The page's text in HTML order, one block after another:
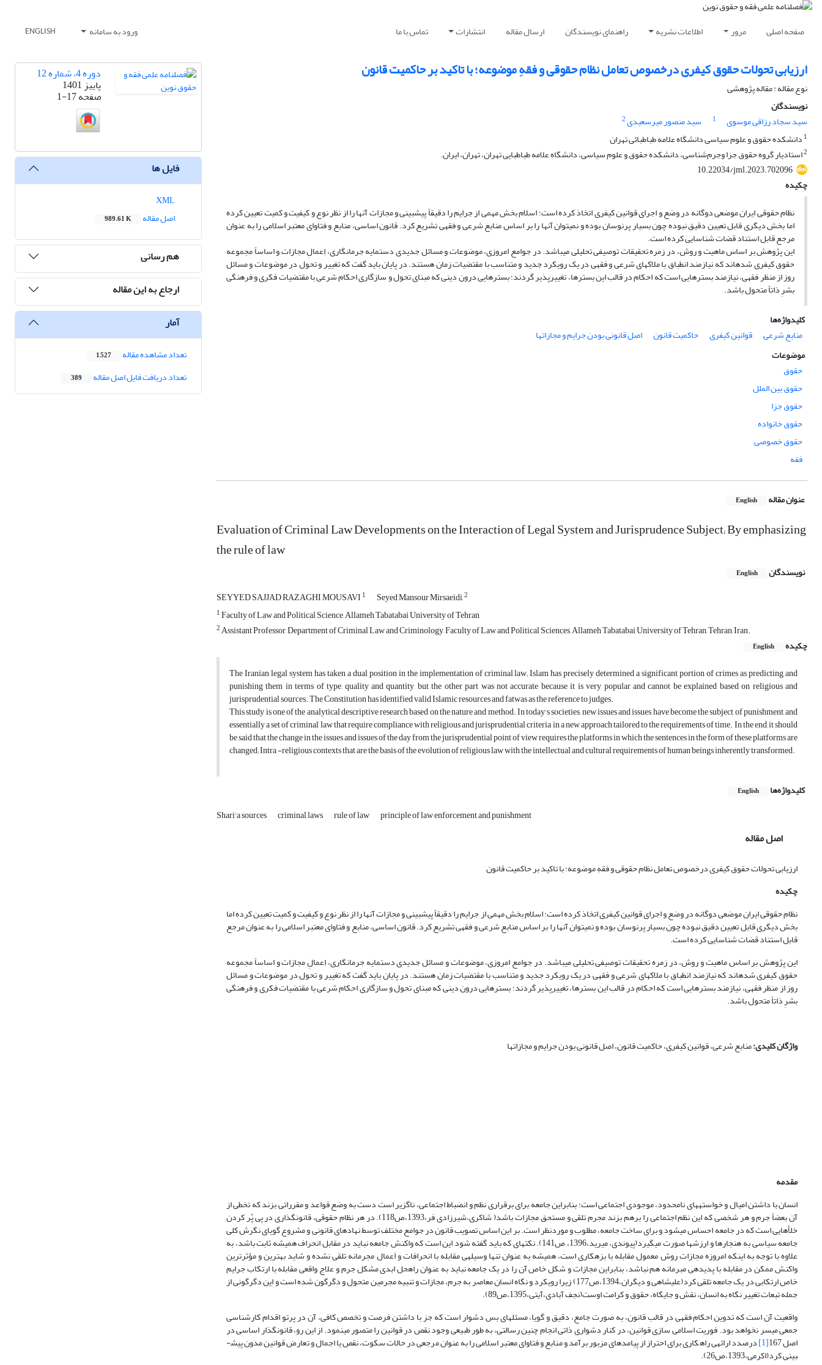
صفحه اصلی مرور اطلاعات نشریه راهنمای نویسندگان ارسال مقاله انتشارات تماس با ما ورود به سامانه ENGLISH
ارزیابی تحولات حقوق کیفری درخصوص تعامل نظام حقوقی و فقهِ موضوعه؛ با تاکید بر حاکمیت قانون
نوع مقاله : مقاله پژوهشی
نویسندگان
سید سجاد رزاقی موسوی
1 سید منصور میرسعیدی2
1 دانشکده حقوق و علوم سیاسی دانشگاه علامه طباطبائی تهران
2استادیار گروه حقوق جزا وجرم‌شناسی، دانشکده حقوق و علوم سیاسی، دانشگاه علامه طباطبایی تهران، تهران، ایران.
10.22034/jml.2023.702096
چکیده
نظام حقوقی ایران موضعی دوگانه در وضع و اجرای قوانین کیفری اتخاذ کرده است؛ اسلام بخش مهمی از جرایم را دقیقاً پیش­بینی و مجازات آنها را از نظر نوع و کیفیت و کمیت تعیین کرده
اما بخش دیگری قابل تعیین دقیق نبوده چون بسیار پرنوسان بوده و نمی­توان آنها را بر اساس منابع شرعی و فقهی تشریع کرد. قانون اساسی، منابع و فتاوای معتبر اسلامی را به عنوان
مرجع قابل استناد قضات شناسایی کرده است.
این پژوهش بر اساس ماهیت و روش، در زمره تحقیقات توصیفی تحلیلی می­باشد. در جوامع امروزی، موضوعات و مسائل جدیدی دست­مایه جرم­انگاری، اِعمالِ مجازات و اساساً مجموعه
حقوق کیفری شده­اند که نیازمند انطباق با ملاک­های شرعی و فقهی در یک رویکرد جدید و متناسب با مقتضیات زمان هستند. در پایان باید گفت که تغییر و تحول در موضوعات و مسائل
روز از منظر فقهی، نیازمند بسترهایی است که احکام در قالب این بسترها، تغییرپذیر گردند؛ بسترهایی درون دینی که مبنای تحول و سازگاری احکام شرعی با مقتضیات فکری و فرهنگی
بشرِ ذاتاً متحول باشد.
کلیدواژه‌ها
منابع شرعی
قوانین کیفری حاکمیت قانون
اصل قانونی بودن جرایم و مجازات­ها
موضوعات
حقوق
حقوق بین الملل
حقوق جزا
حقوق خانواده
حقوق خصوصی
فقه
عنوان مقاله English
Evaluation of Criminal Law Developments on the Interaction of Legal System and Jurisprudence Subject; By emphasizing
the rule of law
نویسندگان English
SEYYED SAJJAD RAZAGHI MOUSAVI 1 Seyed Mansour Mirsaeidi,2
1Faculty of Law and Political Science, Allameh Tabatabai University of Tehran
2Assistant Professor, Department of Criminal Law and Criminology, Faculty of Law and Political Sciences, Allameh Tabatabai University of Tehran, Tehran, Iran.
چکیده
English
The Iranian legal system has taken a dual position in the implementation of criminal law; Islam has precisely determined a significant portion of crimes as predicting and
punishing them in terms of type, quality and quantity, but the other part was not accurate because it is very popular and cannot be explained based on religious and
jurisprudential sources. The Constitution has identified valid Islamic resources and fatwas as the reference to judges.
This study is one of the analytical descriptive research based on the nature and method. In today's societies, new issues and issues have become the subject of punishment, and
essentially a set of criminal law that require compliance with religious and jurisprudential criteria in a new approach tailored to the requirements of time. In the end, it should
be said that the change in the issues and issues of the day from the jurisprudential point of view requires the platforms in which the sentences in the form of these platforms are
changed; Intra -religious contexts that are the basis of the evolution of religious law with the intellectual and cultural requirements of human beings inherently transformed.
کلیدواژه‌ها English
Shari'a sources criminal laws rule of law principle of law enforcement and punishment
اصل مقاله
ارزیابی تحولات حقوق کیفری درخصوص تعامل نظام حقوقی و فقهِ موضوعه؛ با تاکید بر حاکمیت قانون
چکیده
نظام حقوقی ایران موضعی دوگانه در وضع و اجرای قوانین کیفری اتخاذ کرده است؛ اسلام بخش مهمی از جرایم را دقیقاً پیش­بینی و مجازات آنها را از نظر نوع و کیفیت و کمیت تعیین کرده اما
بخش دیگری قابل تعیین دقیق نبوده چون بسیار پرنوسان بوده و نمی­توان آنها را بر اساس منابع شرعی و فقهی تشریع کرد. قانون اساسی، منابع و فتاوای معتبر اسلامی را به عنوان مرجع
قابل استناد قضات شناسایی کرده است.
این پژوهش بر اساس ماهیت و روش، در زمره تحقیقات توصیفی تحلیلی می­باشد. در جوامع امروزی، موضوعات و مسائل جدیدی دست­مایه جرم­انگاری، اِعمالِ مجازات و اساساً مجموعه
حقوق کیفری شده­اند که نیازمند انطباق با ملاک­های شرعی و فقهی در یک رویکرد جدید و متناسب با مقتضیات زمان هستند. در پایان باید گفت که تغییر و تحول در موضوعات و مسائل
روز از منظر فقهی، نیازمند بسترهایی است که احکام در قالب این بسترها، تغییرپذیر گردند؛ بسترهایی درون دینی که مبنای تحول و سازگاری احکام شرعی با مقتضیات فکری و فرهنگی
بشرِ ذاتاً متحول باشد.
واژگان کلیدی:منابع شرعی، قوانین کیفری، حاکمیت قانون، اصل قانونی بودن جرایم و مجازات­ها
مقدمه
انسان با داشتن امیال و خواسته­های نامحدود، موجودی اجتماعی است؛ بنابراین جامعه برای برقراری نظم و انضباط اجتماعی، ناگزیر است دست به وضع قواعد و مقرراتی بزند که تخطی از
آن بعضاً جرم و هر شخصی که این نظم اجتماعی را برهم بزند مجرم تلقی و مستحق مجازات باشد( شاکری،شیرزادی فر،1393،ص118). در هر نظام حقوقی، قانونگذاری در پی پُر کردن
خلأهایی است که در جامعه احساس می­شود و برای ساخت جامعه، مطلوب و موردنظر است. بر این اساس تصویب قانون در جوامع مختلف توسط نهادهای قانونی و مشروع گویای نگرش کلی
جامعه سیاسی به هنجارها و ارزش­ها صورت می­گیرد(پیوندی، میرید،1396، ص141). نکته­ای که باید گفته شود این است که واکنش جامعه نباید در مقابل انحراف همیشه ثابت باشد، به
علاوه با توجه به اینکه امروزه مجازات روش معمول مقابله با بزهکاری است، همیشه به عنوان تنها وسیله­ی مقابله با انحرافات و اَعمال مجرمانه تلقی نشده و شاید بهترین و مؤثرترین
واکنش ممکن در مقابله با پدیده­ی مبرمانه هم نباشد، بنابراین مجازات و شکل خاص آن را در یک جامعه نباید به عنوان راه­حل ابدی مشکل جرم و علاج واقعی مقابله با ارتکاب جرایم
خاص ارتکابی در یک جامعه تلقی کرد(علیشاهی و دیگران،1394،ص177) زیرا رویکرد و نگاه انسان معاصر به جرم، مجازات و تنبیه مجرمین متحول و دگرگون شده است و این دگرگونی از
جمله تبعات تغییر نگاه به انسان، نقش و جایگاه، حقوق و کرامت اوست(نجف آبادی،آیتی،1395،ص89).
واقعیت آن است که تدوین احکام فقهی در قالب قانون، به صورت جامع، دقیق و گویا، مسئله­ای بس دشوار است که جز با داشتن فرصت و تخصص کافی، آن در پرتو اقدام کارشناسی
جمعی میسر نخواهد بود. فوریت اسلامی سازی قوانین، در کنار دشواری ذاتی انجام چنین رسالتی، به طور طبیعی وجود نقص در قوانین را متصور می­نمود. از این رو، قانونگذار اساسی در
اصل 167 [1]درصدد ارائه­ی راهکاری برای احتراز از پیامدهای مزبور برآمد و منابع و فتاوای معتبر اسلامی را به عنوان مرجعی در حالات سکوت، نقص یا اجمال و تعارض قوانین مدون پیش­
بینی کرد(اکرمی،1393،ص26).
دوره 4، شماره 12
پاییز 1401
صفحه1-17
فایل ها
اصل مقاله
989.61 K
هم رسانی
ارجاع به این مقاله
آمار
تعداد مشاهده مقاله 1,527
تعداد دریافت فایل اصل مقاله 389